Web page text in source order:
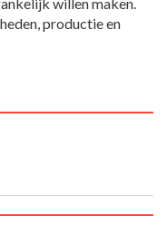
productie en